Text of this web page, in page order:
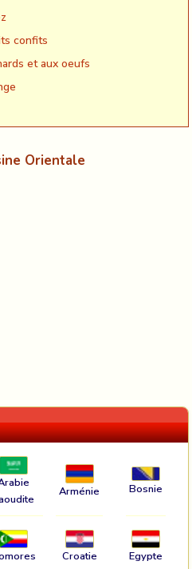
confits
et aux oeufs
Orientale
Arménie Bosnie
Croatie Egypte